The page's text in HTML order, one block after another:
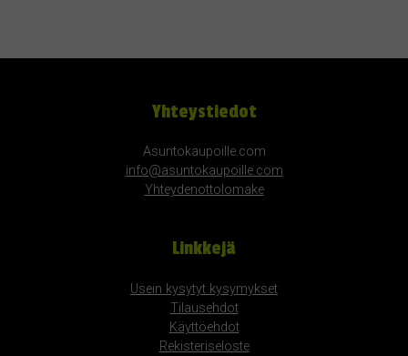
Yhteystiedot
Asuntokaupoille.com
info@asuntokaupoille.com
Yhteydenottolomake
Linkkejä
Usein kysytyt kysymykset
Tilausehdot
Käyttöehdot
Rekisteriseloste